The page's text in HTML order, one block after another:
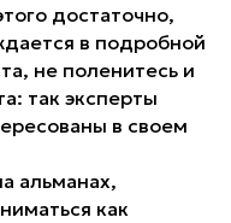
достаточно,
в подробной
не поленитесь и
так эксперты
в своем
альманах,
как